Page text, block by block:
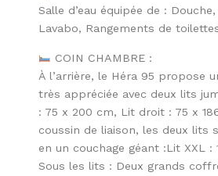
Salle d’eau équipée de :
Lavabo, Rangements de
COIN CHAMBRE :
À l’arrière, le Héra 95 propose
très appréciée avec deux lits
: 75 x 200 cm, Lit droit : 75 x
coussin de liaison, les deux lits
en un couchage géant :Lit XXL :
Sous les lits : Deux grands